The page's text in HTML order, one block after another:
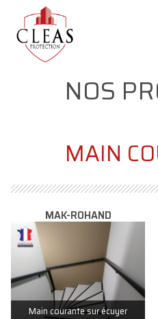
NOS
MAIN
MAK-ROHAND
Main courante sur écuyer